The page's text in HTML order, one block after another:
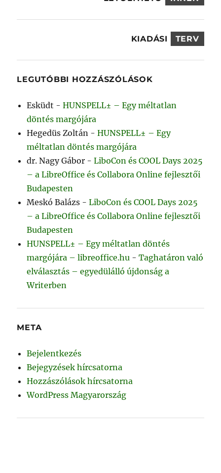
KIADÁSI TERV
LEGUTÓBBI HOZZÁSZÓLÁSOK
Esküdt -HUNSPELL± – Egy méltatlan
döntés margójára
Hegedüs Zoltán -HUNSPELL± – Egy
méltatlan döntés margójára
dr. Nagy Gábor -LiboCon és COOL Days 2025
– a LibreOffice és Collabora Online fejlesztői
Budapesten
Meskó Balázs -LiboCon és COOL Days 2025
– a LibreOffice és Collabora Online fejlesztői
Budapesten
HUNSPELL± – Egy méltatlan döntés
margójára – libreoffice.hu -Taghatáron való
elválasztás – egyedülálló újdonság a
Writerben
META
Bejelentkezés
Bejegyzések hírcsatorna
Hozzászólások hírcsatorna
WordPress Magyarország